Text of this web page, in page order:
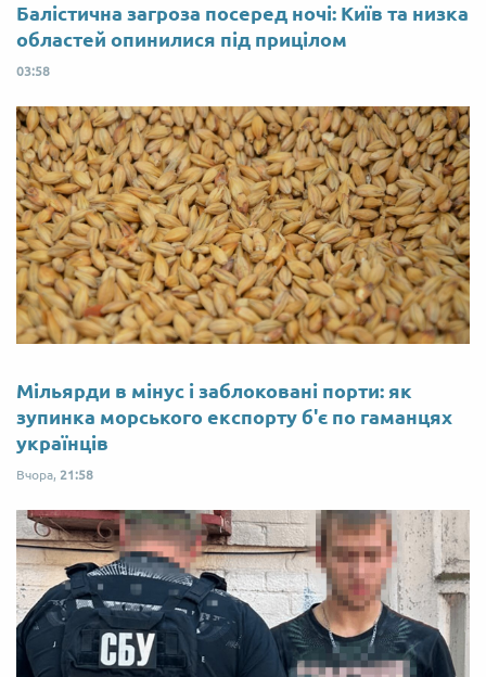
Балістична загроза посеред ночі: Київ та низка
областей опинилися під прицілом
03:58
Мільярди в мінус і заблоковані порти: як
зупинка морського експорту б'є по гаманцях
українців
Вчора, 21:58